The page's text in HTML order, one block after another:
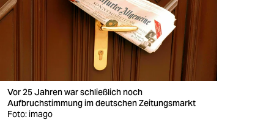
shop
abo
genossenschaft
Vor 25 Jahren war schließlich noch
Aufbruchstimmung im deutschen Zeitungsmarkt
Foto: imago